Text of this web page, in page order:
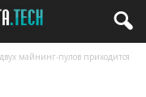
майнинг-пулов приходится